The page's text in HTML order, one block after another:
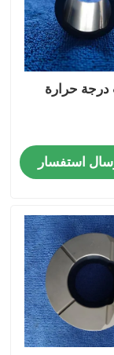
درجة حرارة
استفسار